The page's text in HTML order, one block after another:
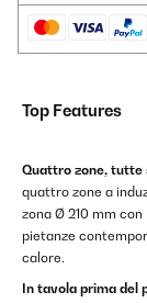
Top Features
Quattro zone,
quattro zone a
zona Ø 210 mm
pietanze
calore.
In tavola prima del